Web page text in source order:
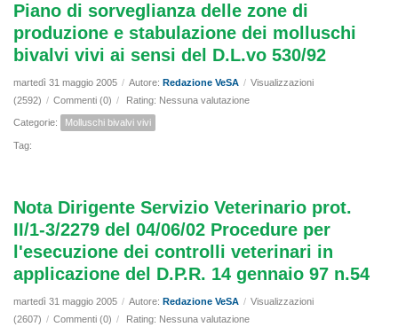
Piano di sorveglianza delle zone di
produzione e stabulazione dei molluschi
bivalvi vivi ai sensi del D.L.vo 530/92
martedì 31 maggio 2005 / Autore: Redazione VeSA / Visualizzazioni
(2592) / Commenti (0) / Rating: Nessuna valutazione
Categorie: Molluschi bivalvi vivi
Tag:
Nota Dirigente Servizio Veterinario prot.
II/1-3/2279 del 04/06/02 Procedure per
l'esecuzione dei controlli veterinari in
applicazione del D.P.R. 14 gennaio 97 n.54
martedì 31 maggio 2005 / Autore: Redazione VeSA / Visualizzazioni
(2607) / Commenti (0) / Rating: Nessuna valutazione